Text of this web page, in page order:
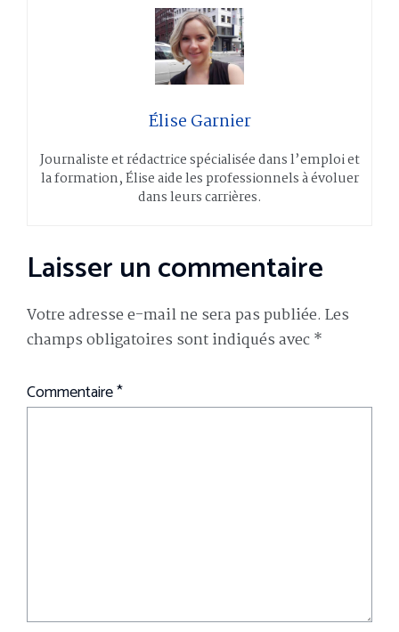
Élise Garnier
Journaliste et rédactrice spécialisée dans l’emploi et
la formation, Élise aide les professionnels à évoluer
dans leurs carrières.
Laisser un commentaire
Votre adresse e-mail ne sera pas publiée. Les
champs obligatoires sont indiqués avec*
Commentaire*